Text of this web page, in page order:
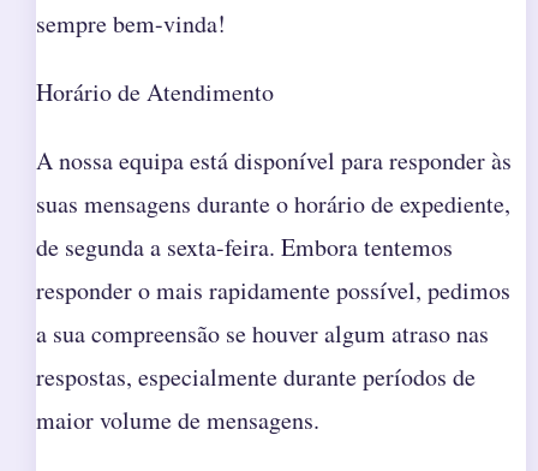
sempre bem-vinda!
Horário de Atendimento
A nossa equipa está disponível para responder às
suas mensagens durante o horário de expediente,
de segunda a sexta-feira. Embora tentemos
responder o mais rapidamente possível, pedimos
a sua compreensão se houver algum atraso nas
respostas, especialmente durante períodos de
maior volume de mensagens.